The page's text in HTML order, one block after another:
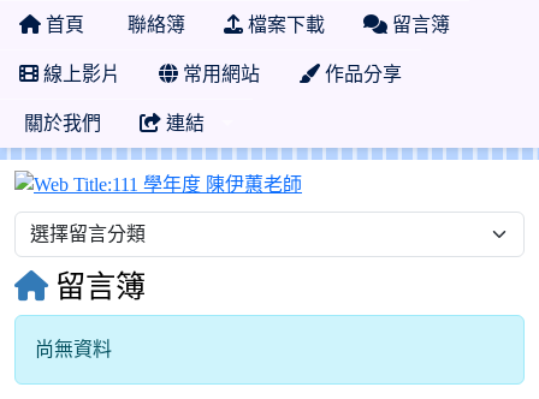
首頁 聯絡簿 檔案下載 留言簿
線上影片 常用網站 作品分享
關於我們 連結
111 學年度 陳伊蕙老師
留言簿
尚無資料